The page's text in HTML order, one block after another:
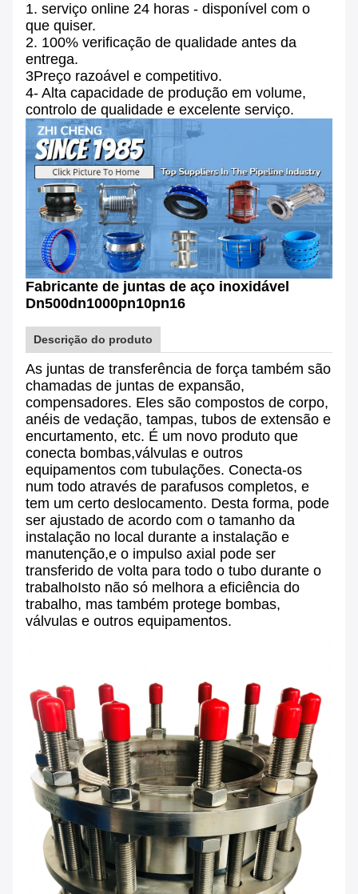
1. serviço online 24 horas - disponível com o
que quiser.
2. 100% verificação de qualidade antes da
entrega.
3Preço razoável e competitivo.
4- Alta capacidade de produção em volume,
controlo de qualidade e excelente serviço.
Fabricante de juntas de aço inoxidável
Dn500dn1000pn10pn16
Descrição do produto
As juntas de transferência de força também são
chamadas de juntas de expansão,
compensadores. Eles são compostos de corpo,
anéis de vedação, tampas, tubos de extensão e
encurtamento, etc. É um novo produto que
conecta bombas,válvulas e outros
equipamentos com tubulações. Conecta-os
num todo através de parafusos completos, e
tem um certo deslocamento. Desta forma, pode
ser ajustado de acordo com o tamanho da
instalação no local durante a instalação e
manutenção,e o impulso axial pode ser
transferido de volta para todo o tubo durante o
trabalhoIsto não só melhora a eficiência do
trabalho, mas também protege bombas,
válvulas e outros equipamentos.